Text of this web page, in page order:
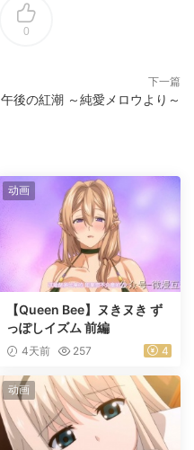
0
下一篇
午後の紅潮 ～純愛メロウより～
动画
【Queen Bee】ヌきヌき ず
っぽしイズム 前編
4天前 257 4
动画